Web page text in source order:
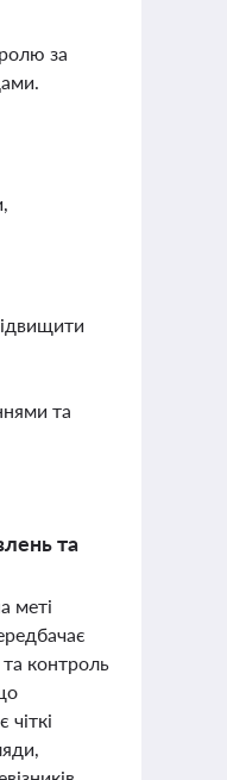
за
та
та
меті
контроль